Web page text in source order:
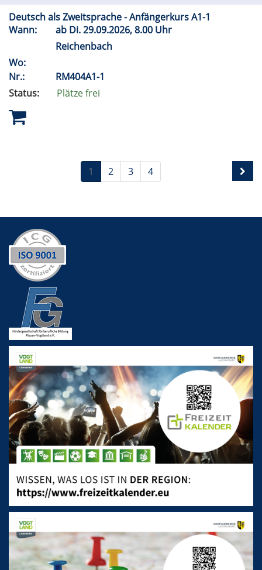
Deutsch als Zweitsprache - Anfängerkurs A1-1
Wann:
ab Di.29.09.2026, 8.00 Uhr
Reichenbach
Wo:
Nr.:
RM404A1-1
Status:
Plätze frei
1 2 3 4